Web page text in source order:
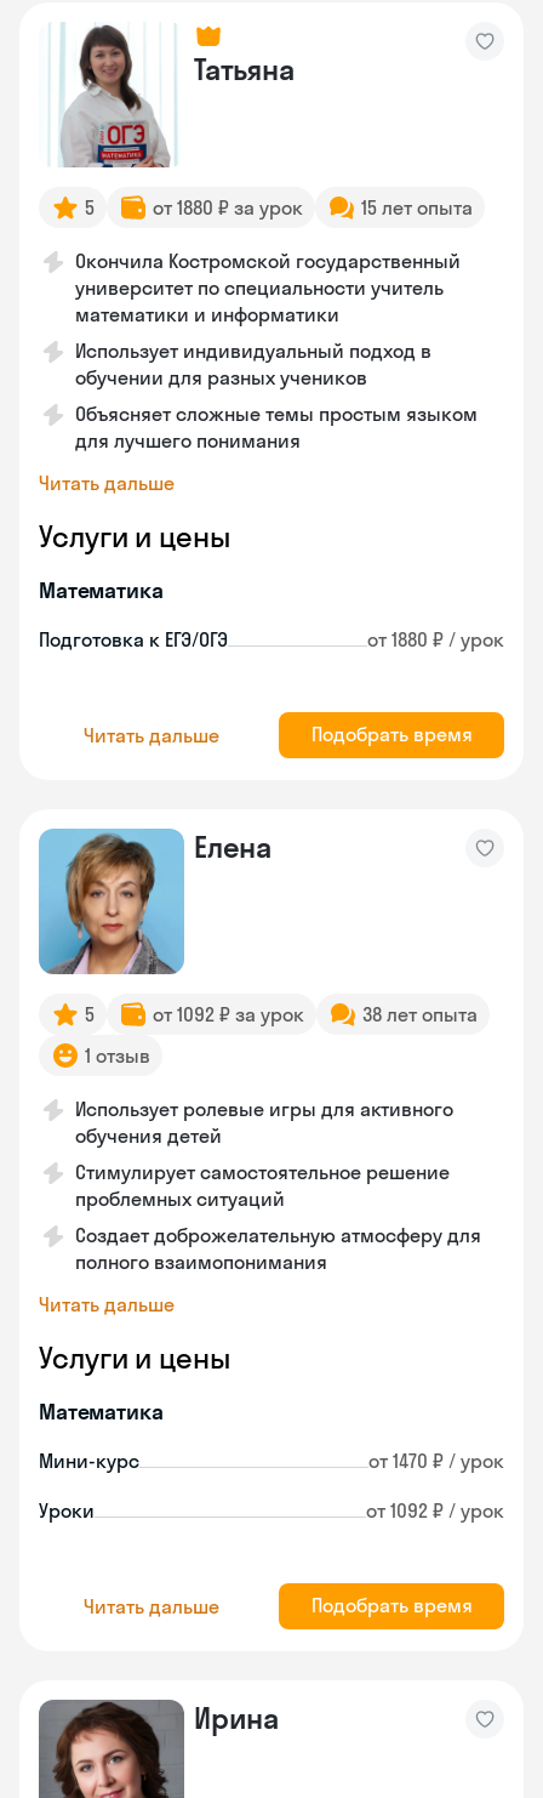
Татьяна
5 от 1880 ₽ за урок 15 лет опыта
Окончила Костромской государственный
университет по специальности учитель
математики и информатики
Использует индивидуальный подход в
обучении для разных учеников
Объясняет сложные темы простым языком
для лучшего понимания
Читать дальше
Услуги и цены
Математика
Подготовка к ЕГЭ/ОГЭ от 1880 ₽ / урок
Читать дальше Подобрать время
Елена
5 от 1092 ₽ за урок
38 лет опыта
1 отзыв
Использует ролевые игры для активного
обучения детей
Стимулирует самостоятельное решение
проблемных ситуаций
Создает доброжелательную атмосферу для
полного взаимопонимания
Читать дальше
Услуги и цены
Математика
Мини-курс от 1470 ₽ / урок
Уроки от 1092 ₽ / урок
Читать дальше Подобрать время
Ирина